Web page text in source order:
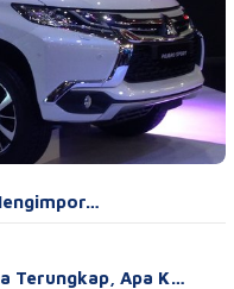
Terungkap, Apa K…